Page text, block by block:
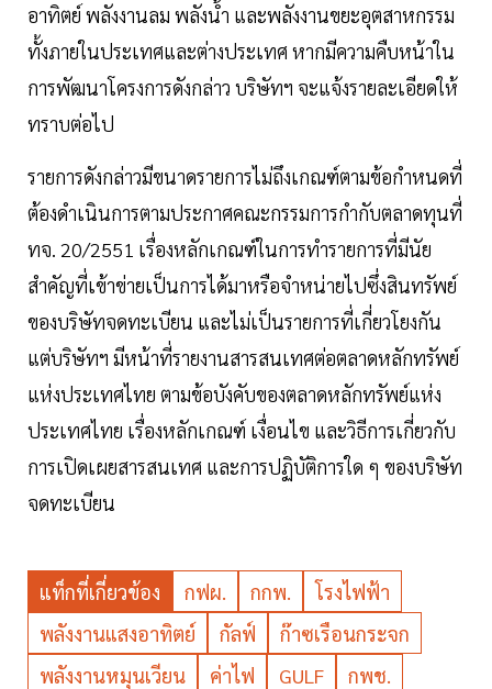
อาทิตย์ พลังงานลม พลังน้ำ และพลังงานขยะอุตสาหกรรม
ทั้งภายในประเทศและต่างประเทศ หากมีความคืบหน้าใน
การพัฒนาโครงการดังกล่าว บริษัทฯ จะแจ้งรายละเอียดให้
ทราบต่อไป
รายการดังกล่าวมีขนาดรายการไม่ถึงเกณฑ์ตามข้อกำหนดที่
ต้องดำเนินการตามประกาศคณะกรรมการกำกับตลาดทุนที่
ทจ. 20/2551 เรื่องหลักเกณฑ์ในการทำรายการที่มีนัย
สำคัญที่เข้าข่ายเป็นการได้มาหรือจำหน่ายไปซึ่งสินทรัพย์
ของบริษัทจดทะเบียน และไม่เป็นรายการที่เกี่ยวโยงกัน
แต่บริษัทฯ มีหน้าที่รายงานสารสนเทศต่อตลาดหลักทรัพย์
แห่งประเทศไทย ตามข้อบังคับของตลาดหลักทรัพย์แห่ง
ประเทศไทย เรื่องหลักเกณฑ์ เงื่อนไข และวิธีการเกี่ยวกับ
การเปิดเผยสารสนเทศ และการปฏิบัติการใด ๆ ของบริษัท
จดทะเบียน
แท็กที่เกี่ยวข้อง กฟผ. กกพ.
โรงไฟฟ้า
พลังงานแสงอาทิตย์
กัลฟ์
ก๊าซเรือนกระจก
พลังงานหมุนเวียน
ค่าไฟ GULF กพช.